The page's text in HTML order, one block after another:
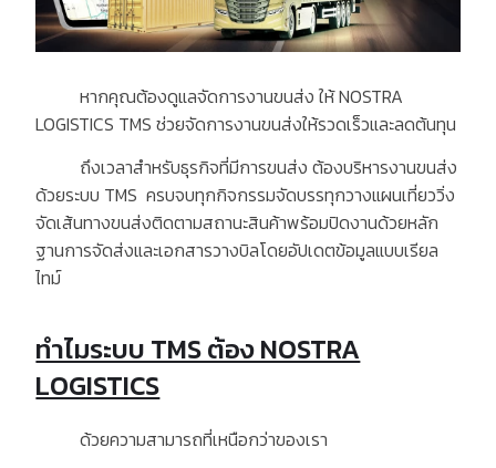
หากคุณต้องดูแลจัดการงานขนส่ง ให้NOSTRA
LOGISTICS TMSช่วยจัดการงานขนส่งให้รวดเร็วและลดต้นทุน
ถึงเวลาสำหรับธุรกิจที่มีการขนส่ง ต้องบริหารงานขนส่ง
ด้วยระบบ TMS ครบจบทุกกิจกรรมจัดบรรทุกวางแผนเที่ยววิ่ง
จัดเส้นทางขนส่งติดตามสถานะสินค้าพร้อมปิดงานด้วยหลัก
ฐานการจัดส่งและเอกสารวางบิลโดยอัปเดตข้อมูลแบบเรียล
ไทม์
ทำไมระบบ TMS ต้อง NOSTRA
LOGISTICS
ด้วยความสามารถที่เหนือกว่าของเรา